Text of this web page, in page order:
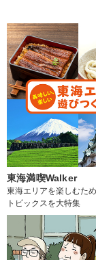
東海満喫Walker
東海エリアを楽しむた
トピックスを大特集